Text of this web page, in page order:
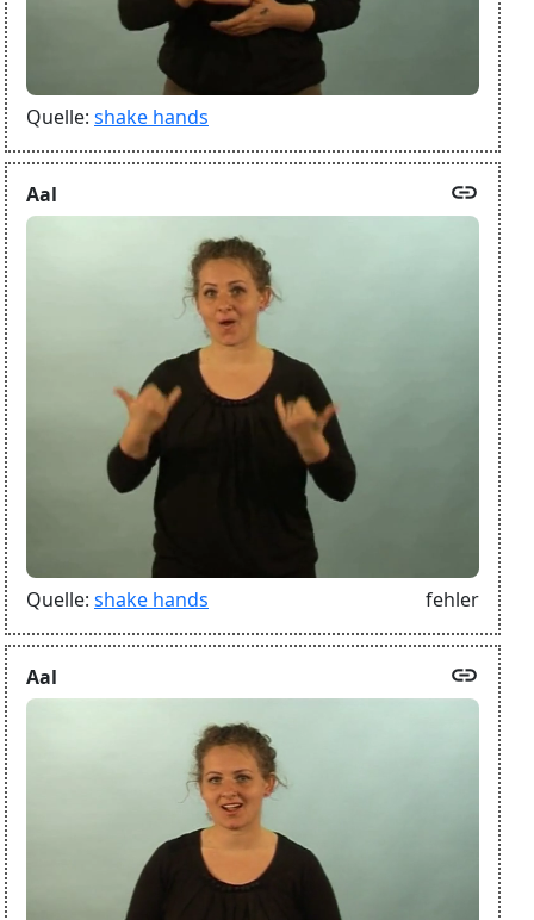
Quelle: shake hands
Aal link
Quelle: shake hands fehler
Aal link